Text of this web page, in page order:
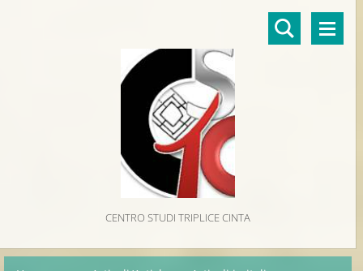
CENTRO STUDI TRIPLICE CINTA